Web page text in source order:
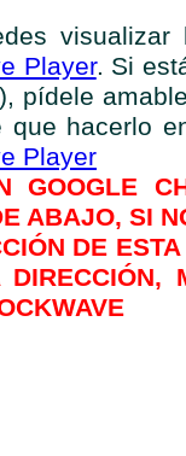
visualizar
Player. Si
pídele
que hacerlo
Player
GOOGLE
ABAJO, SI
DE
DIRECCIÓN,